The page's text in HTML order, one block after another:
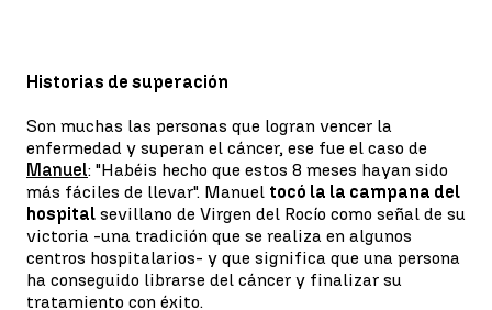
Historias de superación
Son muchas las personas que logran vencer la
enfermedad y superan el cáncer, ese fue el caso de
Manuel: "Habéis hecho que estos 8 meses hayan sido
más fáciles de llevar". Manuel tocó la la campana del
hospital sevillano de Virgen del Rocío como señal de su
victoria -una tradición que se realiza en algunos
centros hospitalarios- y que significa que una persona
ha conseguido librarse del cáncer y finalizar su
tratamiento con éxito.